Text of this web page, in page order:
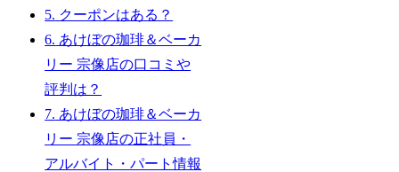
5. クーポンはある？
6. あけぼの珈琲＆ベーカ
リー 宗像店の口コミや
評判は？
7. あけぼの珈琲＆ベーカ
リー 宗像店の正社員・
アルバイト・パート情報